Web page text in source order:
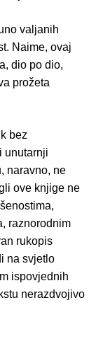
valjanih
Naime, ovaj
dio po dio,
prožeta
bez
unutarnji
naravno, ne
ove knjige ne
raznorodnim
rukopis
na svjetlo
ispovjednih
nerazdvojivo